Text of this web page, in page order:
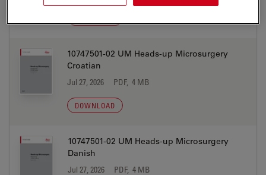
10747501-02 UM Heads-up Microsurgery
Croatian
Jul 27, 2026 PDF, 4 MB
DOWNLOAD
10747501-02 UM Heads-up Microsurgery
Danish
Jul 27, 2026 PDF, 4 MB